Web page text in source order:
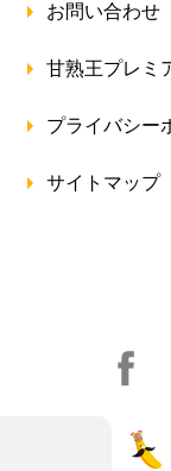
お問い合わせ
甘熟王プレミ
プライバシー
サイトマップ